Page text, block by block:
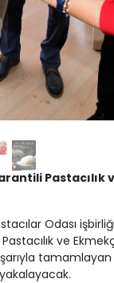
Pastacılık
Odası
ve
tamamlayan